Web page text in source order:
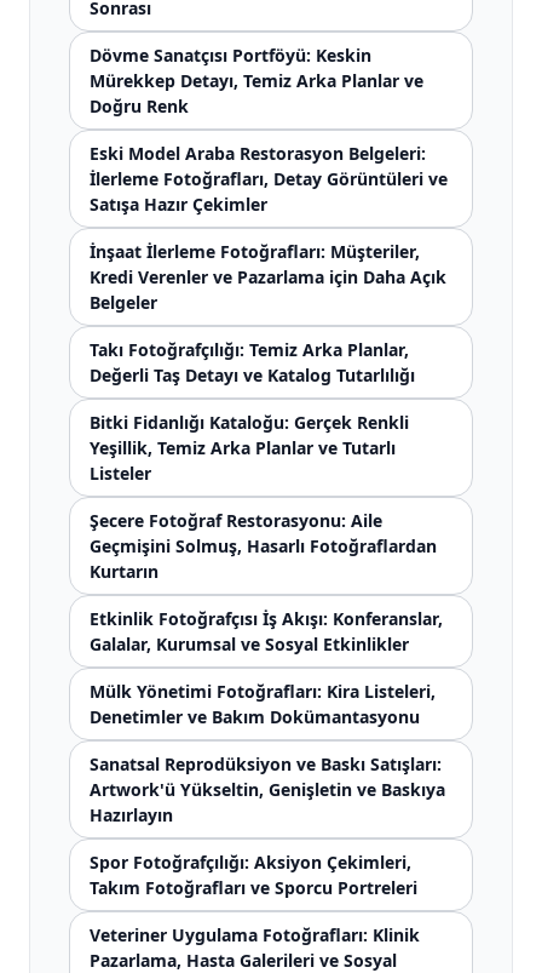
Sonrası
Dövme Sanatçısı Portföyü: Keskin
Mürekkep Detayı, Temiz Arka Planlar ve
Doğru Renk
Eski Model Araba Restorasyon Belgeleri:
İlerleme Fotoğrafları, Detay Görüntüleri ve
Satışa Hazır Çekimler
İnşaat İlerleme Fotoğrafları: Müşteriler,
Kredi Verenler ve Pazarlama için Daha Açık
Belgeler
Takı Fotoğrafçılığı: Temiz Arka Planlar,
Değerli Taş Detayı ve Katalog Tutarlılığı
Bitki Fidanlığı Kataloğu: Gerçek Renkli
Yeşillik, Temiz Arka Planlar ve Tutarlı
Listeler
Şecere Fotoğraf Restorasyonu: Aile
Geçmişini Solmuş, Hasarlı Fotoğraflardan
Kurtarın
Etkinlik Fotoğrafçısı İş Akışı: Konferanslar,
Galalar, Kurumsal ve Sosyal Etkinlikler
Mülk Yönetimi Fotoğrafları: Kira Listeleri,
Denetimler ve Bakım Dokümantasyonu
Sanatsal Reprodüksiyon ve Baskı Satışları:
Artwork'ü Yükseltin, Genişletin ve Baskıya
Hazırlayın
Spor Fotoğrafçılığı: Aksiyon Çekimleri,
Takım Fotoğrafları ve Sporcu Portreleri
Veteriner Uygulama Fotoğrafları: Klinik
Pazarlama, Hasta Galerileri ve Sosyal